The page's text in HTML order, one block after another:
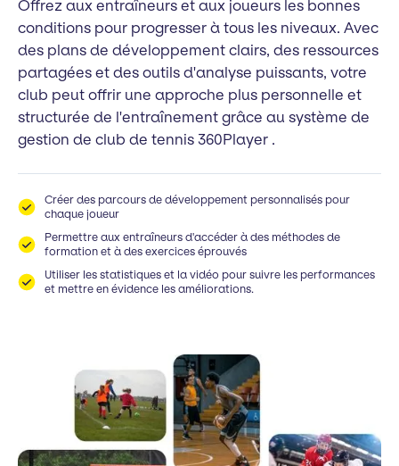
Offrez aux entraîneurs et aux joueurs les bonnes
conditions pour progresser à tous les niveaux. Avec
des plans de développement clairs, des ressources
partagées et des outils d'analyse puissants, votre
club peut offrir une approche plus personnelle et
structurée de l'entraînement grâce au système de
gestion de club de tennis 360Player .
Créer des parcours de développement personnalisés pour
chaque joueur
Permettre aux entraîneurs d'accéder à des méthodes de
formation et à des exercices éprouvés
Utiliser les statistiques et la vidéo pour suivre les performances
et mettre en évidence les améliorations.